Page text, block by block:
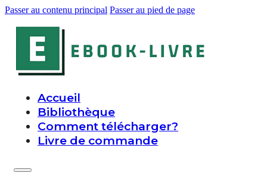
Passer au contenu principal Passer au pied de page
Accueil
Bibliothèque
Comment télécharger?
Livre de commande